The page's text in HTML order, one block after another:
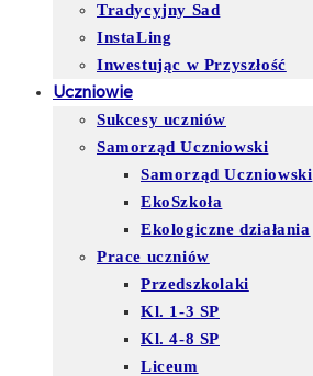
Tradycyjny Sad
InstaLing
Inwestując w Przyszłość
Uczniowie
Sukcesy uczniów
Samorząd Uczniowski
Samorząd Uczniowski
EkoSzkoła
Ekologiczne działania
Prace uczniów
Przedszkolaki
Kl. 1-3 SP
Kl. 4-8 SP
Liceum